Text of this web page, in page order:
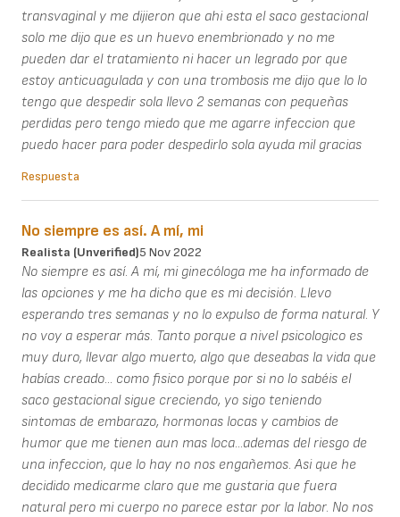
transvaginal y me dijieron que ahi esta el saco gestacional
solo me dijo que es un huevo enembrionado y no me
pueden dar el tratamiento ni hacer un legrado por que
estoy anticuagulada y con una trombosis me dijo que lo lo
tengo que despedir sola llevo 2 semanas con pequeñas
perdidas pero tengo miedo que me agarre infeccion que
puedo hacer para poder despedirlo sola ayuda mil gracias
Respuesta
No siempre es así. A mí, mi
Realista (unverified)5 Nov 2022
No siempre es así. A mí, mi ginecóloga me ha informado de
las opciones y me ha dicho que es mi decisión. Llevo
esperando tres semanas y no lo expulso de forma natural. Y
no voy a esperar más. Tanto porque a nivel psicologico es
muy duro, llevar algo muerto, algo que deseabas la vida que
habías creado... como fisico porque por si no lo sabéis el
saco gestacional sigue creciendo, yo sigo teniendo
sintomas de embarazo, hormonas locas y cambios de
humor que me tienen aun mas loca...ademas del riesgo de
una infeccion, que lo hay no nos engañemos. Asi que he
decidido medicarme claro que me gustaria que fuera
natural pero mi cuerpo no parece estar por la labor. No nos